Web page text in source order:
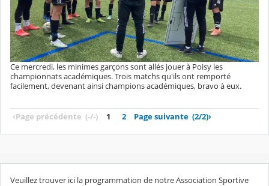
Ce mercredi, les minimes garçons sont allés jouer à Poisy les
championnats académiques. Trois matchs qu'ils ont remporté
facilement, devenant ainsi champions académiques, bravo à eux.
‹Page précédente (-/-) 1 2 Page suivante (2/2)›
Veuillez trouver ici la programmation de notre Association Sportive